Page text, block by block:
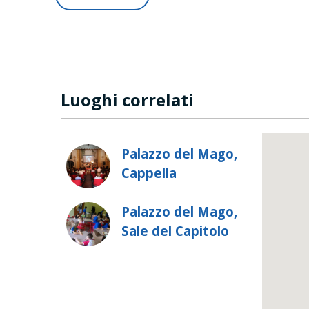
Luoghi correlati
Palazzo del Mago,
Cappella
Palazzo del Mago,
Sale del Capitolo